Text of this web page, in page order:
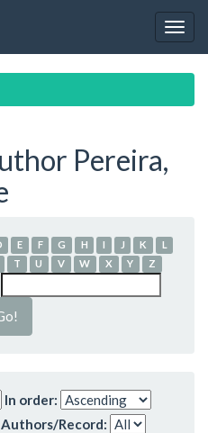
Pereira,
E F G H I J K
L
T U V W X Y Z
In order:
Authors/Record: